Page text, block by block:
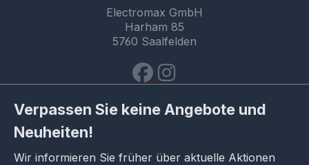
Electromax GmbH
Harham 85
5760 Saalfelden
Verpassen Sie keine Angebote und
Neuheiten!
Wir informieren Sie früher über aktuelle Aktionen